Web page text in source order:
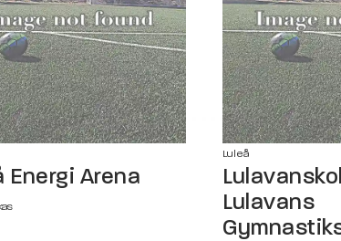
Energi Arena
Luleå
Lulavans